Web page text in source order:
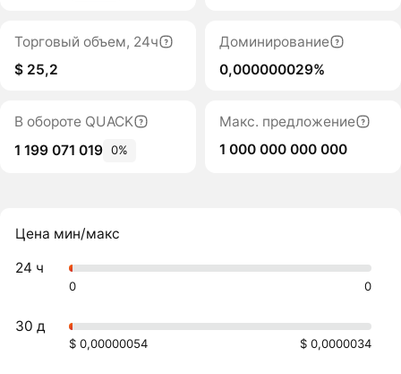
Торговый объем, 24ч
$ 25,2
Доминирование
0,000000029%
В обороте QUACK
1 199 071 019 0%
Макс. предложение
1 000 000 000 000
Цена мин/макс
24 ч
0 0
30 д
$ 0,00000054 $ 0,0000034